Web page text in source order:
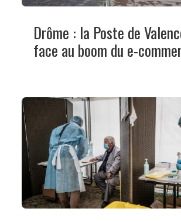
Drôme : la Poste de
face au boom du e-